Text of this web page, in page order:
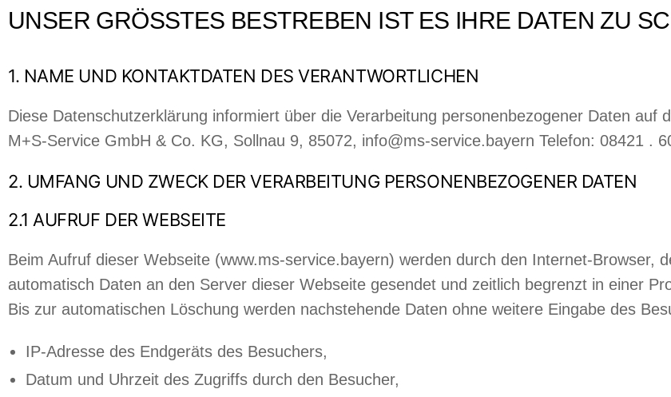
UNSER GRÖSSTES BESTREBEN IST ES IHRE DATEN ZU
1. NAME UND KONTAKTDATEN DES VERANTWORTLICHEN
Diese Datenschutzerklärung informiert über die Verarbeitung personenbezogener Daten auf
M+S-Service GmbH & Co. KG, Sollnau 9, 85072, info@ms-service.bayern Telefon: 08421 .
2. UMFANG UND ZWECK DER VERARBEITUNG PERSONENBE­ZOGENER DATEN
2.1 AUFRUF DER WEBSEITE
Beim Aufruf dieser Webseite (www.ms-service.bayern) werden durch den Internet-Browser,
automatisch Daten an den Server dieser Webseite gesendet und zeitlich begrenzt in einer
Bis zur automatischen Löschung werden nachstehende Daten ohne weitere Eingabe des
IP-Adresse des Endgeräts des Besuchers,
Datum und Uhrzeit des Zugriffs durch den Besucher,